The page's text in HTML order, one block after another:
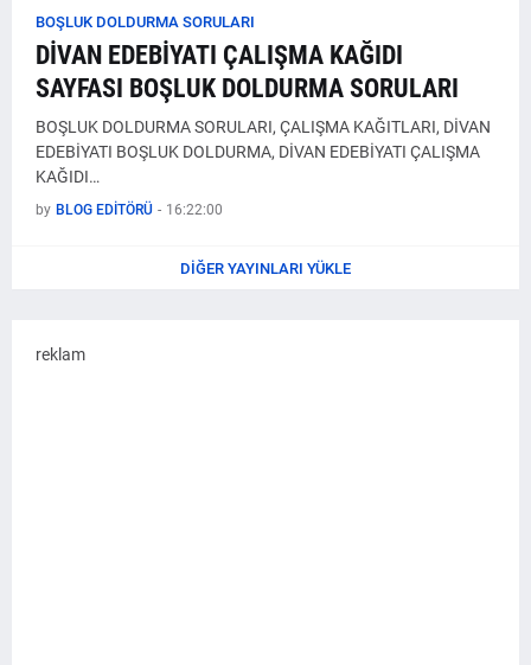
BOŞLUK DOLDURMA SORULARI
DİVAN EDEBİYATI ÇALIŞMA KAĞIDI
SAYFASI BOŞLUK DOLDURMA SORULARI
BOŞLUK DOLDURMA SORULARI, ÇALIŞMA KAĞITLARI, DİVAN
EDEBİYATI BOŞLUK DOLDURMA, DİVAN EDEBİYATI ÇALIŞMA
KAĞIDI…
by BLOG EDİTÖRÜ - 16:22:00
DIĞER YAYINLARI YÜKLE
reklam